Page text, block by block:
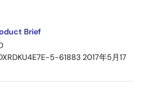
Brief
5-61883 2017年5月17